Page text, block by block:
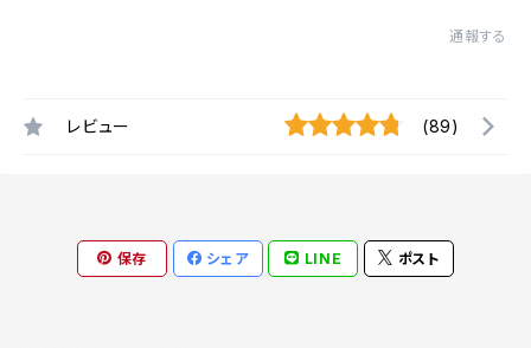
通報する
レビュー (89)
保存 シェア LINE ポスト